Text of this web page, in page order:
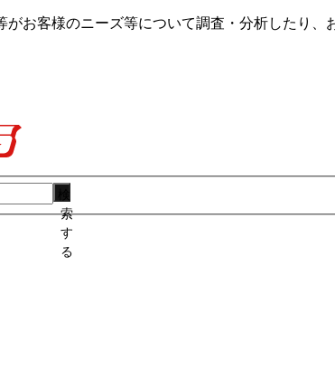
がお客様のニーズ等について調査・分析したり
索
す
る